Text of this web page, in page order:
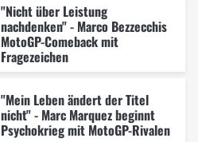
"Nicht über Leistung
nachdenken" - Marco Bezzecchis
MotoGP-Comeback mit
Fragezeichen
"Mein Leben ändert der Titel
nicht" - Marc Marquez beginnt
Psychokrieg mit MotoGP-Rivalen